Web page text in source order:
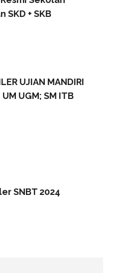
SKD + SKB
UJIAN MANDIRI
UM UGM; SM ITB
SNBT 2024